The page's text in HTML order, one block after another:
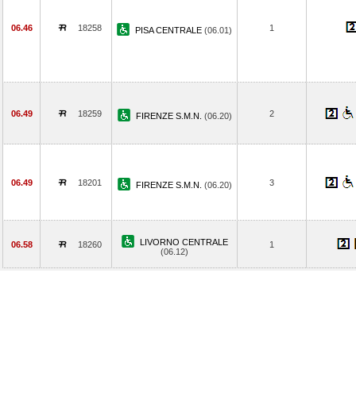
06.46 18258 PISA CENTRALE (06.01) 1
06.49 18259 FIRENZE S.M.N. (06.20) 2
06.49 18201 FIRENZE S.M.N. (06.20) 3
06.58 18260
LIVORNO CENTRALE
(06.12)
1